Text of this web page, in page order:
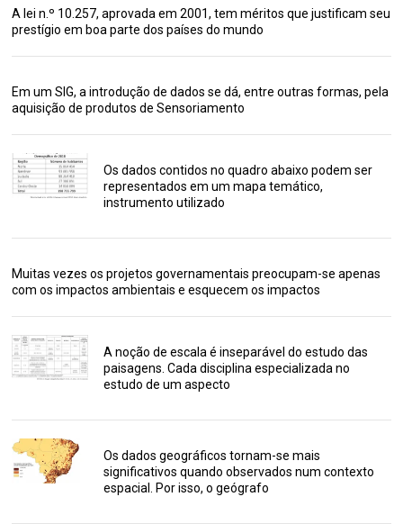
A lei n.º 10.257, aprovada em 2001, tem méritos que justificam seu
prestígio em boa parte dos países do mundo
Em um SIG, a introdução de dados se dá, entre outras formas, pela
aquisição de produtos de Sensoriamento
Os dados contidos no quadro abaixo podem ser
representados em um mapa temático,
instrumento utilizado
Muitas vezes os projetos governamentais preocupam-se apenas
com os impactos ambientais e esquecem os impactos
A noção de escala é inseparável do estudo das
paisagens. Cada disciplina especializada no
estudo de um aspecto
Os dados geográficos tornam-se mais
significativos quando observados num contexto
espacial. Por isso, o geógrafo